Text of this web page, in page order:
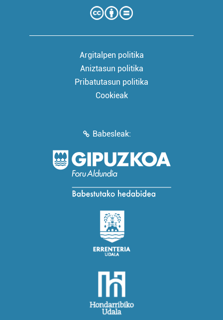
Argitalpen politika
Aniztasun politika
Pribatutasun politika
Cookieak
Babesleak: